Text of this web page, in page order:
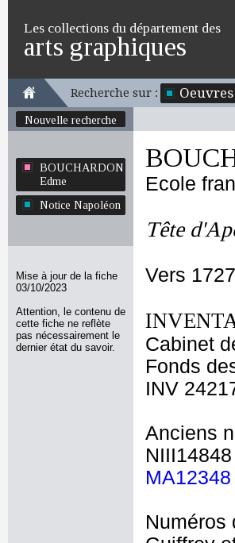
Les collections du département des
arts graphiques
Recherche sur : Oeuvres
Nouvelle recherche
BOUCHARDON
Edme
Notice Napoléon
Mise à jour de la fiche
03/10/2023
Attention, le contenu de
cette fiche ne reflète
pas nécessairement le
dernier état du savoir.
Ecole
Tête
Vers
Cabinet
Fonds
INV
Anciens
NIII14848
MA12348
Numéros